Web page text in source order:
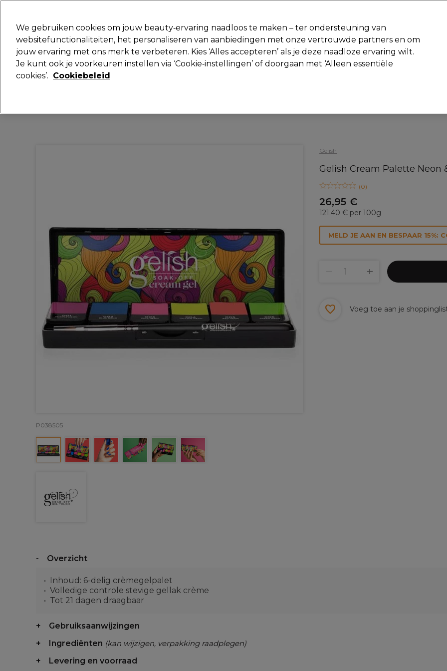
Merken
Deals Haar Elektra Beauty Salon interieur Mannen Vegan Nieuwe
Volgende dag geleverd*
Gelish
Gelish Cream Palette Neon
(0)
26,95 €
121.40 € per 100g
P038505
MELD JE AAN EN BESPAAR 15%:
Voeg toe aan je
Overzicht
Inhoud: 6-delig crèmegelpalet
Volledige controle stevige gellak crème
Tot 21 dagen draagbaar
Gebruiksaanwijzingen
Ingrediënten (kan wijzigen, verpakking raadplegen)
Levering en voorraad
We gebruiken cookies om jouw beauty‑ervaring naadloos te maken – ter ondersteuning van
websitefunctionaliteiten, het personaliseren van aanbiedingen met onze vertrouwde partners en om
jouw ervaring met ons merk te verbeteren. Kies ‘Alles accepteren’ als je deze naadloze ervaring wilt.
Je kunt ook je voorkeuren instellen via ‘Cookie‑instellingen’ of doorgaan met ‘Alleen essentiële
cookies’. Cookiebeleid